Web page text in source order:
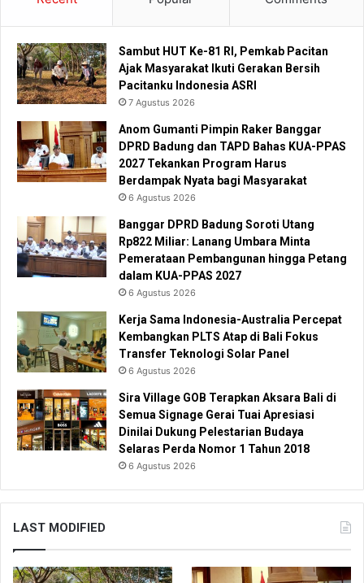
Sambut HUT Ke-81 RI, Pemkab Pacitan
Ajak Masyarakat Ikuti Gerakan Bersih
Pacitanku Indonesia ASRI
7 Agustus 2026
Anom Gumanti Pimpin Raker Banggar
DPRD Badung dan TAPD Bahas KUA-PPAS
2027 Tekankan Program Harus
Berdampak Nyata bagi Masyarakat
6 Agustus 2026
Banggar DPRD Badung Soroti Utang
Rp822 Miliar: Lanang Umbara Minta
Pemerataan Pembangunan hingga Petang
dalam KUA-PPAS 2027
6 Agustus 2026
Kerja Sama Indonesia-Australia Percepat
Kembangkan PLTS Atap di Bali Fokus
Transfer Teknologi Solar Panel
6 Agustus 2026
Sira Village GOB Terapkan Aksara Bali di
Semua Signage Gerai Tuai Apresiasi
Dinilai Dukung Pelestarian Budaya
Selaras Perda Nomor 1 Tahun 2018
6 Agustus 2026
LAST MODIFIED